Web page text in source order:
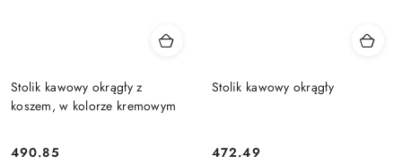
Stolik kawowy okrągły z
koszem, w kolorze kremowym
490.85
Stolik kawowy okrągły
472.49